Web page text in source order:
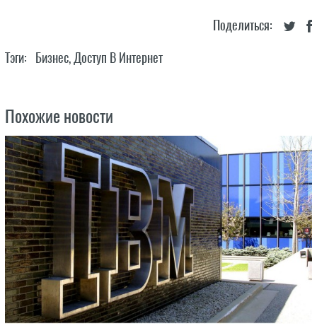
Поделиться:
Тэги: Бизнес,Доступ В Интернет
Похожие новости